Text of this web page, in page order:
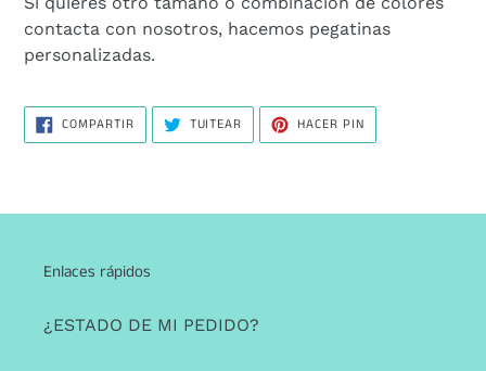
carrito
de
compra
contacta con nosotros, hacemos pegatinas
personalizadas.
COMPARTIRCOMPARTIR
EN
FACEBOOK
TUITEAR TUITEAR
TWITTER
HACER PINPINEAR
EN
PINTEREST
Enlaces rápidos
¿ESTADO DE MI PEDIDO?